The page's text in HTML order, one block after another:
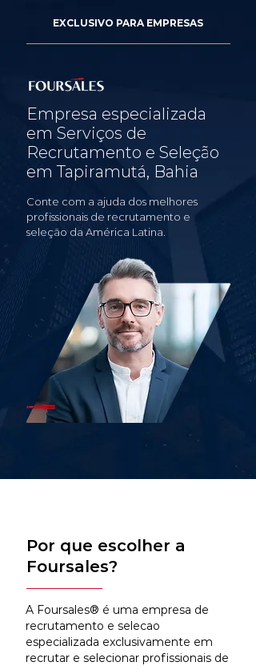
EXCLUSIVO PARA EMPRESAS
Empresa especializada
em Serviços de
Recrutamento e Seleção
em Tapiramutá, Bahia
Conte com a ajuda dos melhores
profissionais de recrutamento e
seleção da América Latina.
Por que escolher a
Foursales?
A Foursales® é uma empresa de
recrutamento e selecao
especializada exclusivamente em
recrutar e selecionar profissionais de